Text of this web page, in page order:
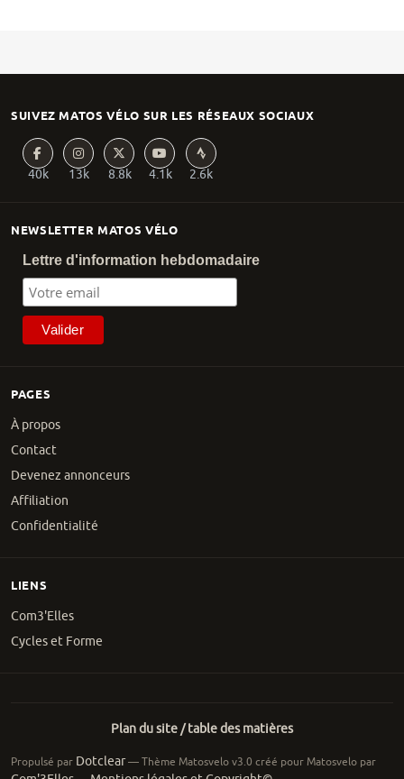
PAGES
À propos
Contact
Devenez annonceurs
Affiliation
Confidentialité
NEWSLETTER MATOS VÉLO
Lettre d'information hebdomadaire
SUIVEZ MATOS VÉLO SUR LES RÉSEAUX SOCIAUX
40k 13k 8.8k 4.1k 2.6k
LIENS
Com3'Elles
Cycles et Forme
Plan du site / table des matières
Propulsé par Dotclear— Thème Matosvelo v3.0 créé pour Matosvelo par